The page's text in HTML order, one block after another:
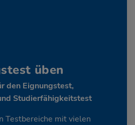
üben
den Eignungstest,
Studierfähigkeitstest
Testbereiche mit vielen